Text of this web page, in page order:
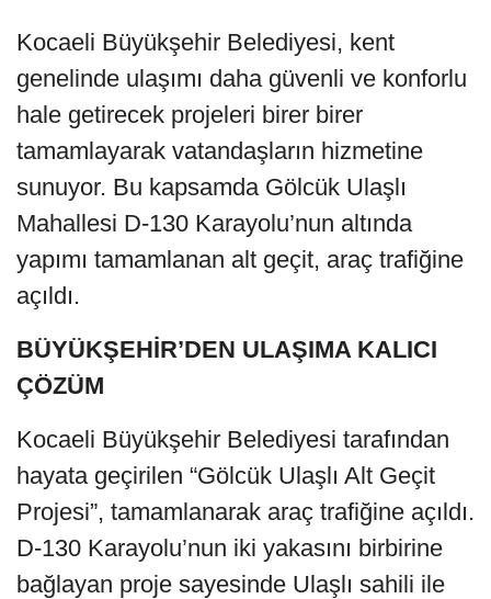
Kocaeli Büyükşehir Belediyesi, kent
genelinde ulaşımı daha güvenli ve konforlu
hale getirecek projeleri birer birer
tamamlayarak vatandaşların hizmetine
sunuyor. Bu kapsamda Gölcük Ulaşlı
Mahallesi D-130 Karayolu’nun altında
yapımı tamamlanan alt geçit, araç trafiğine
açıldı.
BÜYÜKŞEHİR’DEN ULAŞIMA KALICI
ÇÖZÜM
Kocaeli Büyükşehir Belediyesi tarafından
hayata geçirilen “Gölcük Ulaşlı Alt Geçit
Projesi”, tamamlanarak araç trafiğine açıldı.
D-130 Karayolu’nun iki yakasını birbirine
bağlayan proje sayesinde Ulaşlı sahili ile